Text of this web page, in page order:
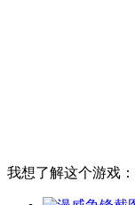
我想了解这个游戏：